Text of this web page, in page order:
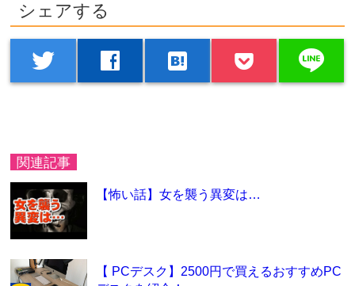
シェアする
twitter facebook hatenabookmark line
関連記事
【怖い話】女を襲う異変は…
【 PCデスク】2500円で買えるおすすめPC